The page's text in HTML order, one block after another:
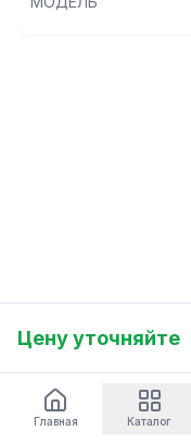
Цену уточняйте
Главная Каталог